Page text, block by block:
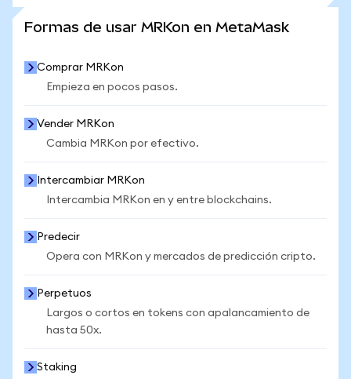
Formas de usar MRKon en MetaMask
Comprar MRKon
Empieza en pocos pasos.
Vender MRKon
Cambia MRKon por efectivo.
Intercambiar MRKon
Intercambia MRKon en y entre blockchains.
Predecir
Opera con MRKon y mercados de predicción cripto.
Perpetuos
Largos o cortos en tokens con apalancamiento de
hasta 50x.
Staking